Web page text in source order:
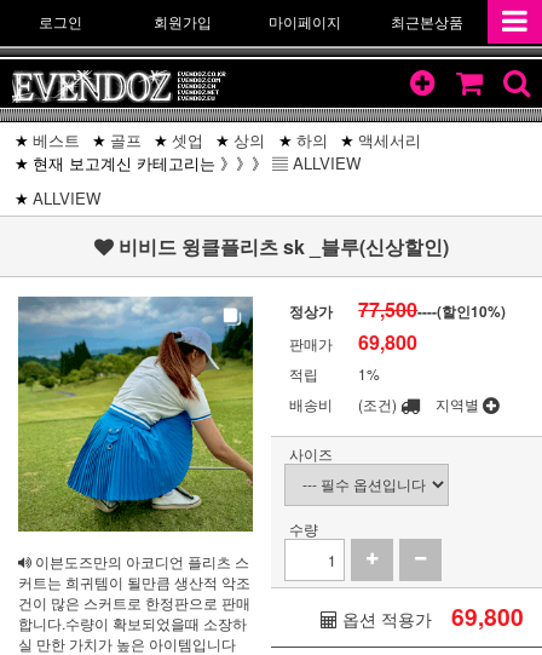
로그인 회원가입 마이페이지 최근본상품
베스트 골프 셋업 상의 하의
액세서리
현재 보고계신 카테고리는 》》》 ▤ ALLVIEW
ALLVIEW
비비드 윙클플리츠 sk _블루(신상할인)
이븐도즈만의 아코디언 플리츠 스
커트는 희귀템이 될만큼 생산적 악조
건이 많은 스커트로 한정판으로 판매
합니다.수량이 확보되었을때 소장하
실 만한 가치가 높은 아이템입니다
정상가 77,500----(할인10%)
판매가 69,800
적립
1%
배송비
(조건) 지역별
사이즈
수량
옵션 적용가 69,800